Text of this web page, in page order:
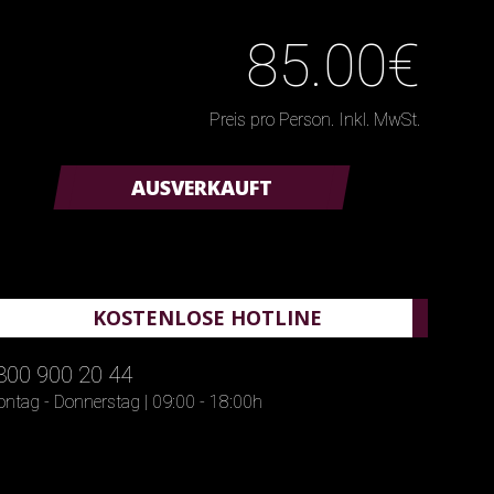
85.00€
Preis pro Person. Inkl. MwSt.
AUSVERKAUFT
KOSTENLOSE HOTLINE
900 20 44
- Donnerstag | 09:00 - 18:00h